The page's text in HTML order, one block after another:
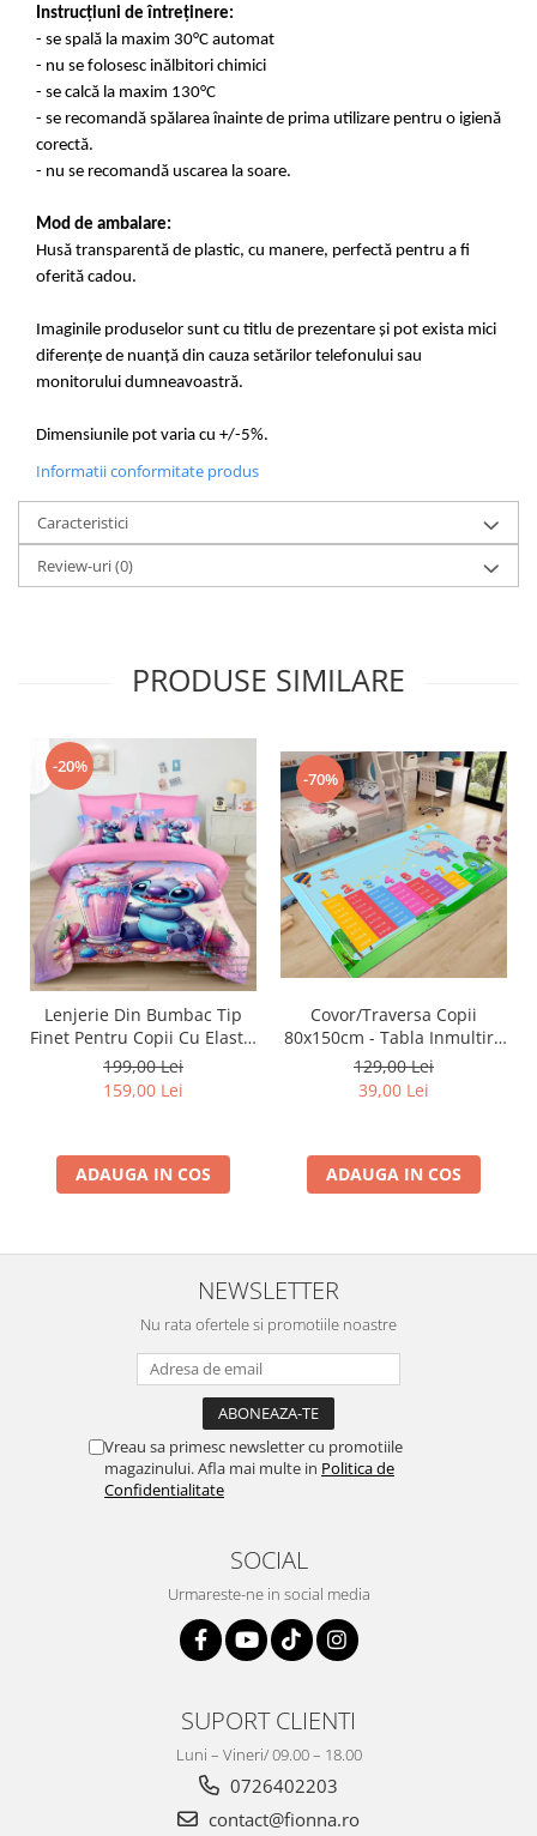
Instrucțiuni de întreținere:
- se spală la maxim 30°C automat
- nu se folosesc inălbitori chimici
- se calcă la maxim 130°C
- se recomandă spălarea înainte de prima utilizare pentru o igienă
corectă.
- nu se recomandă uscarea la soare.
Mod de ambalare:
Husă transparentă de plastic, cu manere, perfectă pentru a fi
oferită cadou.
Imaginile produselor sunt cu titlu de prezentare și pot exista mici
diferențe de nuanță din cauza setărilor telefonului sau
monitorului dumneavoastră.
Dimensiunile pot varia cu +/-5%.
Informatii conformitate produs
Caracteristici
Review-uri(0)
PRODUSE SIMILARE
-20%
Lenjerie Din Bumbac Tip
Finet Pentru Copii Cu Elastic
- Stitch La Cocktail
199,00 Lei
159,00 Lei
ADAUGA IN COS
-70%
Covor/Traversa Copii
80x150cm - Tabla Inmultirii
Colorata
129,00 Lei
39,00 Lei
ADAUGA IN COS
NEWSLETTER
Nu rata ofertele si promotiile noastre
Vreau sa primesc newsletter cu promotiile
magazinului. Afla mai multe in Politica de
Confidentialitate
SOCIAL
Urmareste-ne in social media
SUPORT CLIENTI
Luni – Vineri/ 09.00 – 18.00
0726402203
contact@fionna.ro